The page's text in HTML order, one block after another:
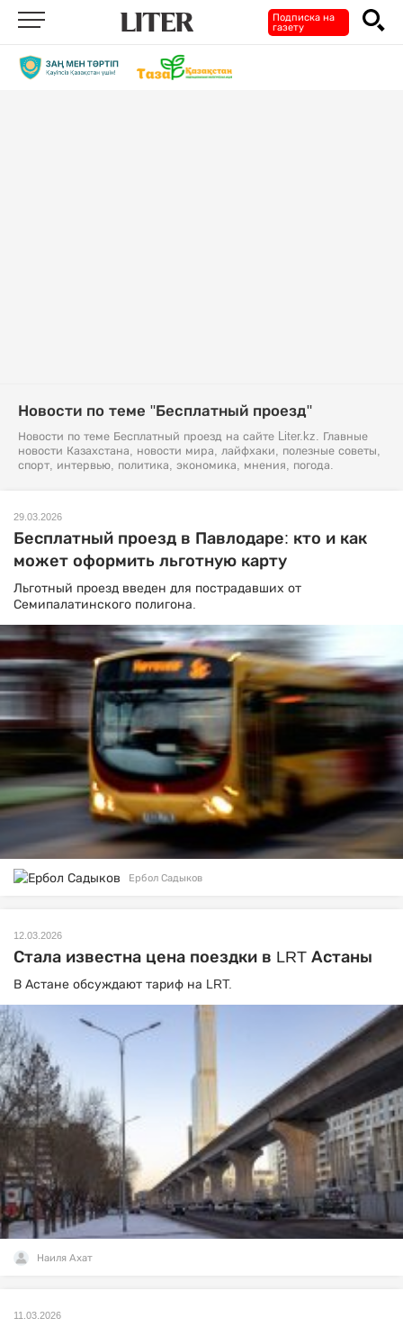
Подписка на
газету
Новости по теме "Бесплатный проезд"
Новости по теме Бесплатный проезд на сайте Liter.kz. Главные
новости Казахстана, новости мира, лайфхаки, полезные советы,
спорт, интервью, политика, экономика, мнения, погода.
29.03.2026
Бесплатный проезд в Павлодаре: кто и как
может оформить льготную карту
Льготный проезд введен для пострадавших от
Семипалатинского полигона.
Ербол Садыков
12.03.2026
Стала известна цена поездки в LRT Астаны
В Астане обсуждают тариф на LRT.
Наиля Ахат
11.03.2026